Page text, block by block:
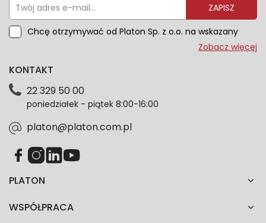
ZAPISZ
Chcę otrzymywać od Platon Sp. z o.o. na wskazany
przeze mnie adres e-mail informacje marketingowe
dotyczące danych osobowych znajdziesz w naszej
każdym czasie. Wycofanie zgody nie wpłynie na
zgodność z prawem przetwarzania dokonanego przed
Zobacz więcej
PLATON
WSPÓŁPRACA
KONTAKT
22 329 50 00
poniedziałek - piątek 8:00-16:00
platon@platon.com.pl